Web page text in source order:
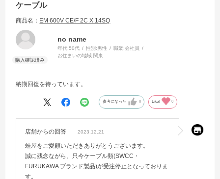
ケーブル
商品名： EM 600V CE/F 2C X 14SQ
no name
年代:50代 性別:男性 職業:会社員
お住まいの地域:関東
納期回復を待っています。
参考になった 0 Like! 0
店舗からの回答 2023.12.21
蛙屋をご愛顧いただきありがとうございます。
誠に残念ながら、只今ケーブル類(SWCC・
FURUKAWA ブランド製品)が受注停止となっておりま
す。